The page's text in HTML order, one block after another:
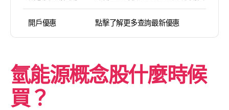
開戶優惠 點擊了解更多查詢最新優惠
氫能源概念股什麼時候
買？